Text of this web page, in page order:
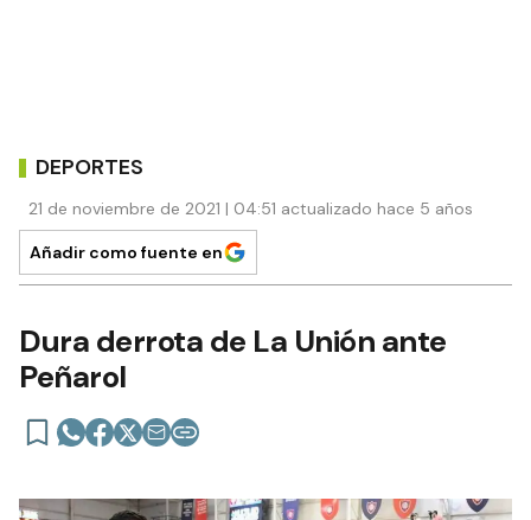
DEPORTES
21 de noviembre de 2021 | 04:51 actualizado hace 5 años
Añadir como fuente en
Dura derrota de La Unión ante
Peñarol